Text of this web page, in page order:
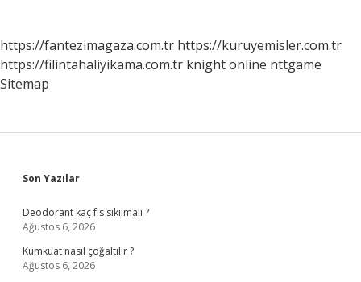
https://fantezimagaza.com.tr https://kuruyemisler.com.tr
https://filintahaliyikama.com.tr knight online nttgame
Sitemap
Sidebar
Son Yazılar
Deodorant kaç fıs sıkılmalı ?
Ağustos 6, 2026
Kumkuat nasıl çoğaltılır ?
Ağustos 6, 2026